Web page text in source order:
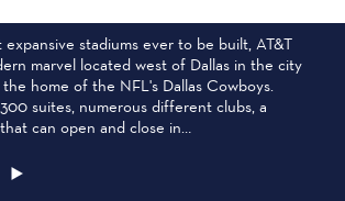
stadiums ever to be built, AT&T
marvel located west of Dallas in the city
home of the NFL's Dallas Cowboys.
suites, numerous different clubs, a
can open and close in…